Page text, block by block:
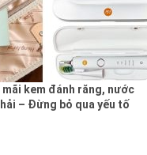
mãi kem đánh răng, nước
– Đừng bỏ qua yếu tố